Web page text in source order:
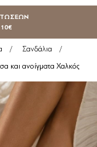
/ Σανδάλια /
και ανοίγματα Χαλκός